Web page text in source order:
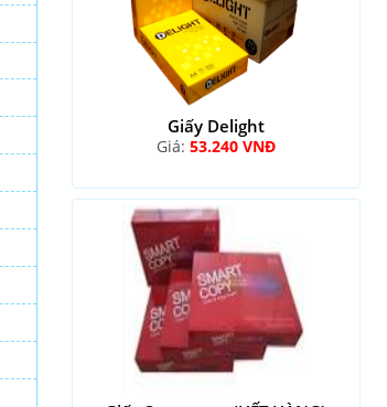
Giấy Delight
Giá: 53.240 VNĐ